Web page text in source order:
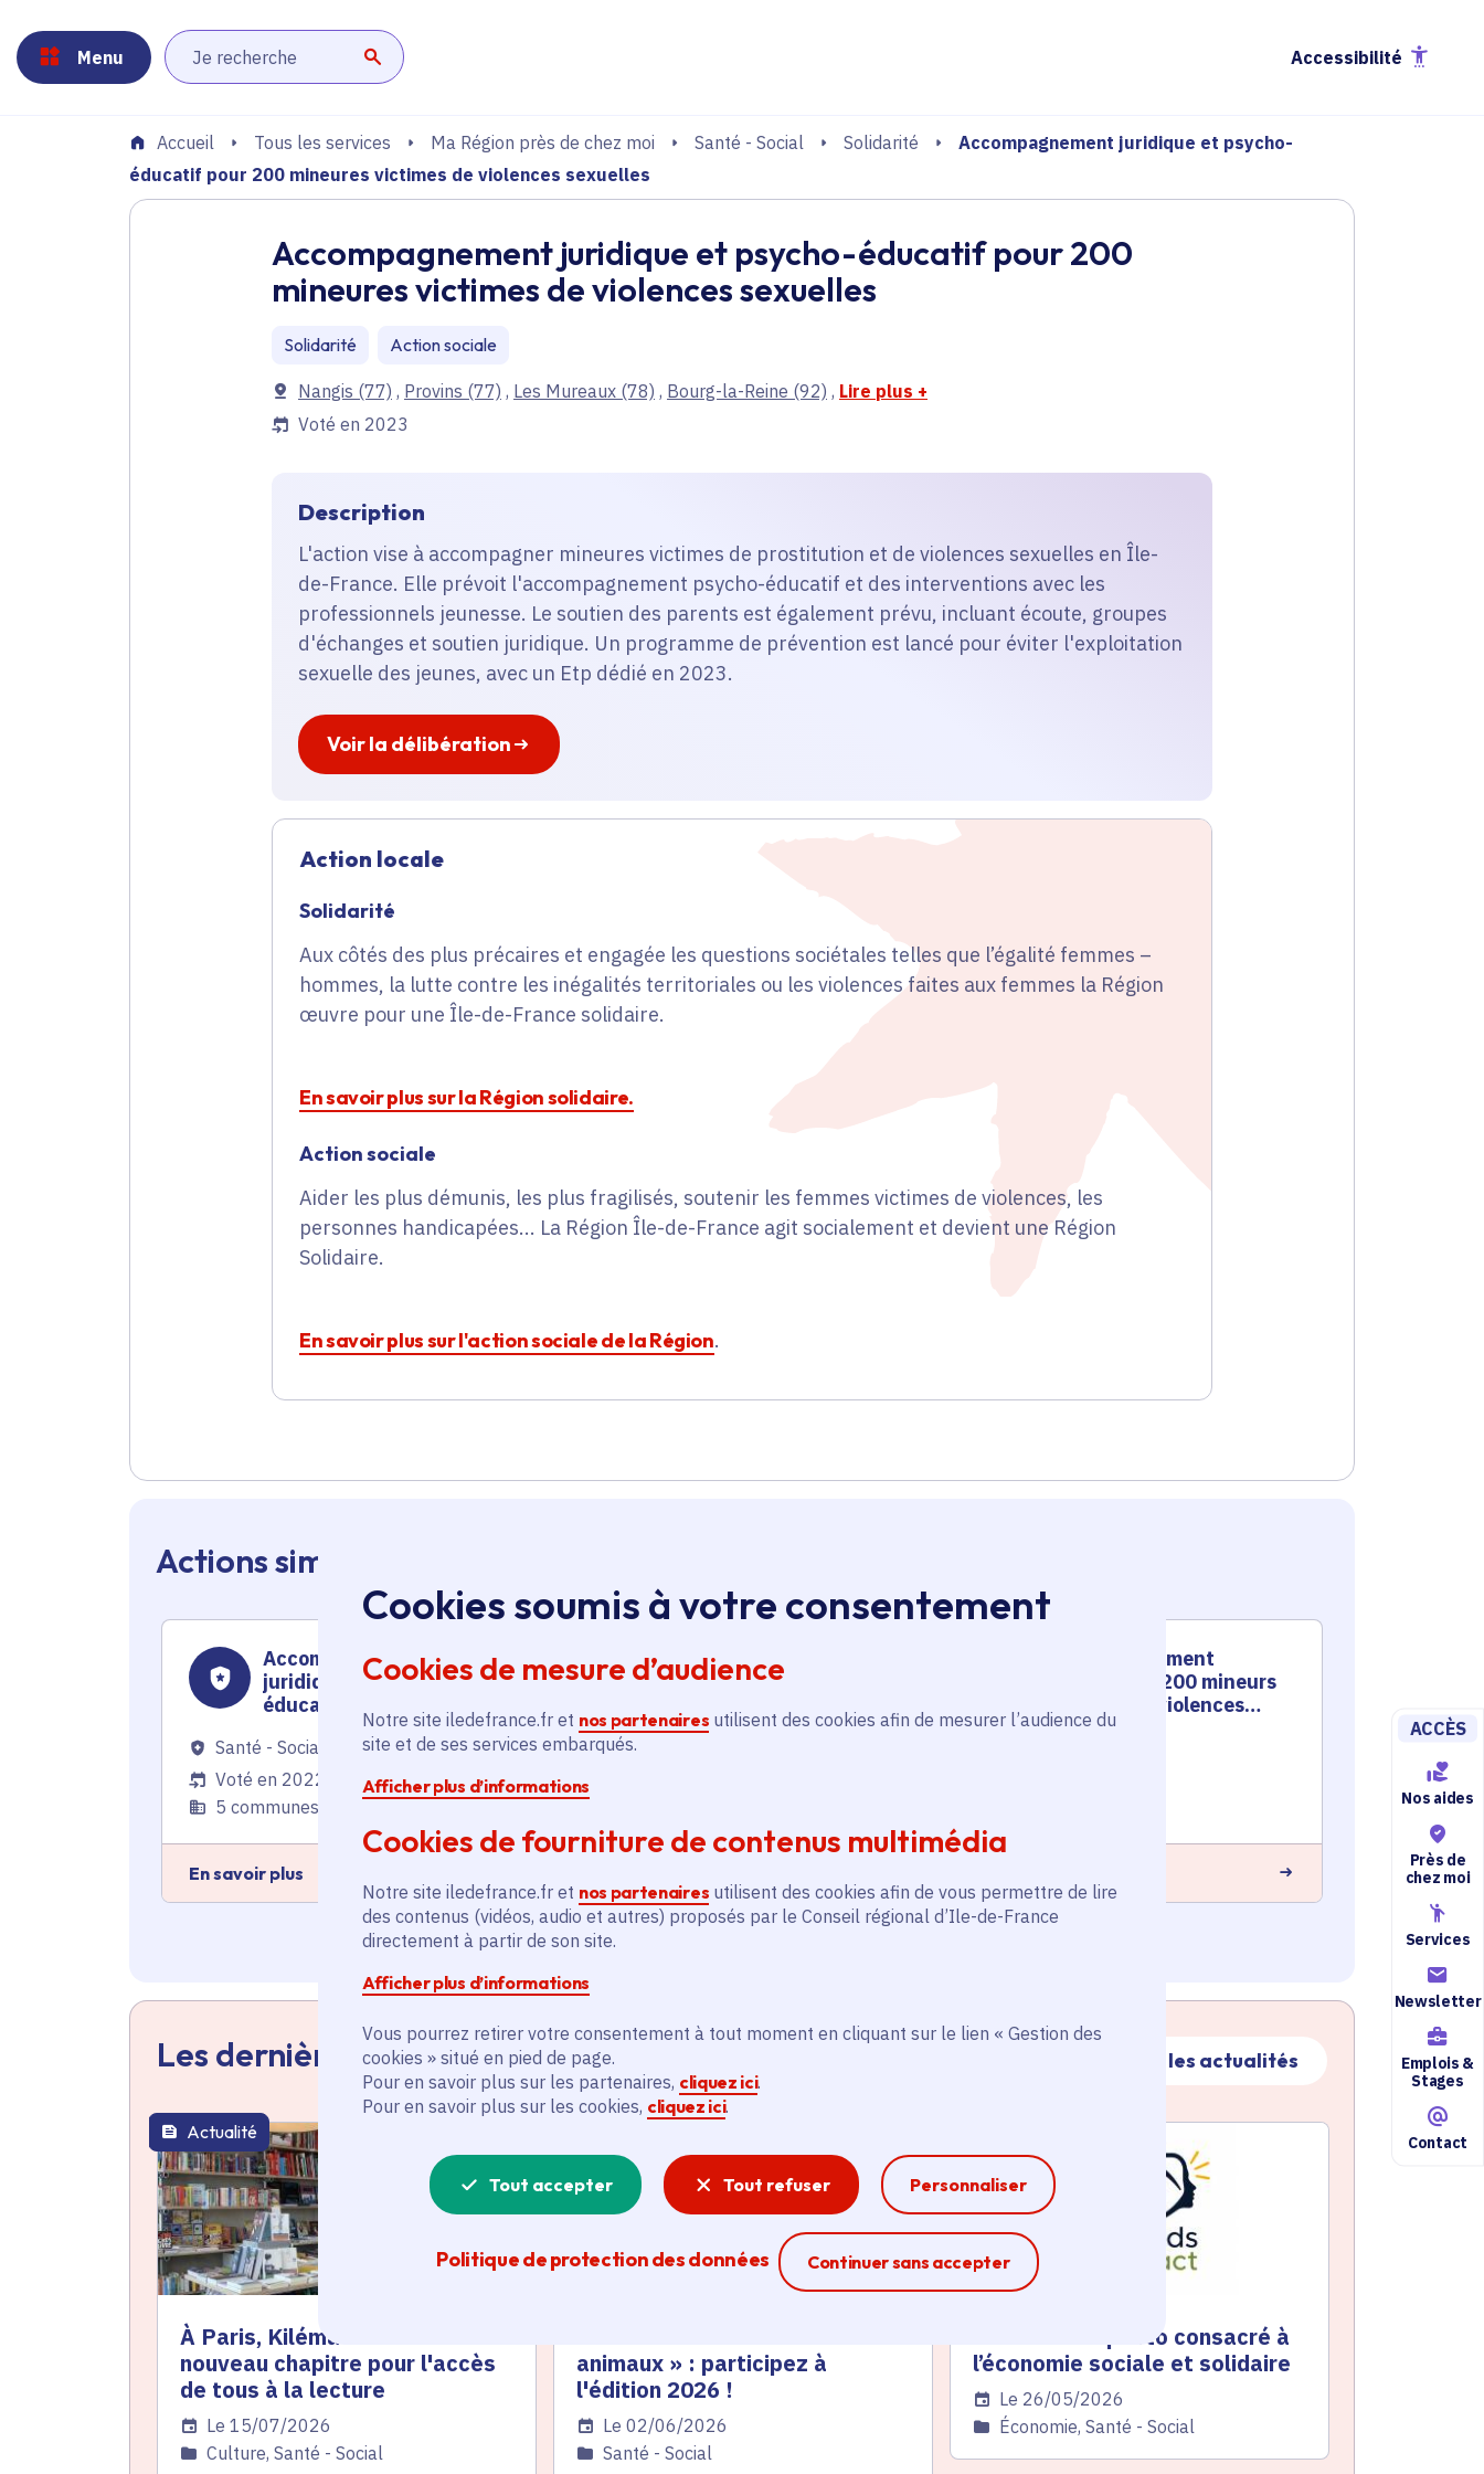
Cookies soumis à votre consentement
Cookies de mesure d’audience
Notre site iledefrance.fr et nos partenaires utilisent des cookies afin de mesurer l’audience du
site et de ses services embarqués.
Afficher plus d’informations
Cookies de fourniture de contenus multimédia
Notre site iledefrance.fr et nos partenaires utilisent des cookies afin de vous permettre de lire
des contenus (vidéos, audio et autres) proposés par le Conseil régional d’Ile-de-France
directement à partir de son site.
Afficher plus d’informations
Vous pourrez retirer votre consentement à tout moment en cliquant sur le lien « Gestion des
cookies » situé en pied de page.
Pour en savoir plus sur les partenaires, cliquez ici.
Pour en savoir plus sur les cookies, cliquez ici.
Tout accepter Tout refuser Personnaliser
Politique de protection des données Continuer sans accepter
Ferme la modale
Menu
Lancer la recherche Accessibilité
Accueil Tous les services Ma Région près de chez moi Santé - Social Solidarité
Accompagnement juridique et psycho-
éducatif pour 200 mineures victimes de violences sexuelles
ACCÈS
Nos aides
Près de
chez moi
Services
Newsletter
Emplois &
Stages
Contact
Accompagnement juridique et psycho-éducatif pour 200
mineures victimes de violences sexuelles
Solidarité Action sociale
Communes
Nangis (77) , Provins (77) , Les Mureaux (78) , Bourg-la-Reine (92) , Lire plus +
Voté en 2023
Description
L'action vise à accompagner mineures victimes de prostitution et de violences sexuelles en Île-
de-France. Elle prévoit l'accompagnement psycho-éducatif et des interventions avec les
professionnels jeunesse. Le soutien des parents est également prévu, incluant écoute, groupes
d'échanges et soutien juridique. Un programme de prévention est lancé pour éviter l'exploitation
sexuelle des jeunes, avec un Etp dédié en 2023.
Voir la délibération
Action locale
Solidarité
Aux côtés des plus précaires et engagée les questions sociétales telles que l’égalité femmes –
hommes, la lutte contre les inégalités territoriales ou les violences faites aux femmes la Région
œuvre pour une Île-de-France solidaire.
En savoir plus sur la Région solidaire.
Action sociale
Aider les plus démunis, les plus fragilisés, soutenir les femmes victimes de violences, les
personnes handicapées... La Région Île-de-France agit socialement et devient une Région
Solidaire.
En savoir plus sur l'action sociale de la Région.
Actions similaires en Île-de-France
Accompagnement
juridique et psycho-
éducatif de 39 jeunes
victimes de prostitution
Santé - Social
Voté en 2022
5 communes
En savoir plus
Accompagnement
juridique de 500 mineurs
sexuelles
Santé - Social
Accompagnement
juridique de 200 mineurs
victimes de violences
sexuelles
Les dernières actualités Toutes les actualités
thématique active
Actualité
À Paris, Kiléma écrit un
nouveau chapitre pour l'accès
de tous à la lecture
Date de l'arrêté
Le 15/07/2026
Catégorie
Culture, Santé - Social
animaux » : participez à
l'édition 2026 !
Date de l'arrêté
Le 02/06/2026
Catégorie
Santé - Social
Un concours photo consacré à
l’économie sociale et solidaire
Date de l'arrêté
Le 26/05/2026
Catégorie
Économie, Santé - Social